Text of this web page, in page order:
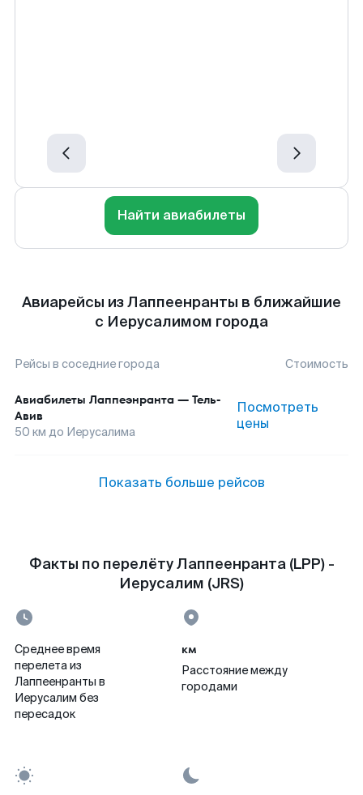
Найти авиабилеты
Авиарейсы из Лаппеенранты в ближайшие
с Иерусалимом города
Рейсы в соседние города Стоимость
Авиабилеты Лаппеэнранта — Тель-
Авив
50 км до Иерусалима
Посмотреть
цены
Показать больше рейсов
Факты по перелёту Лаппеенранта (LPP) -
Иерусалим (JRS)
Среднее время
перелета из
Лаппеенранты в
Иерусалим без
пересадок
км
Расстояние между
городами